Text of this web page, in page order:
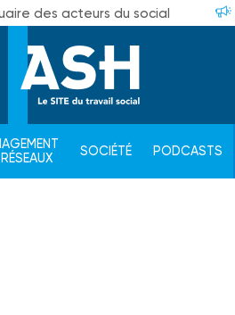
des acteurs du social
SOCIÉTÉ PODCASTS